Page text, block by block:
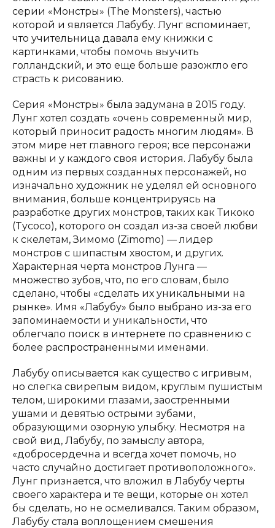
серии «Монстры» (The Monsters), частью
которой и является Лабубу. Лунг вспоминает,
что учительница давала ему книжки с
картинками, чтобы помочь выучить
голландский, и это еще больше разожгло его
страсть к рисованию.
Серия «Монстры» была задумана в 2015 году.
Лунг хотел создать «очень современный мир,
который приносит радость многим людям». В
этом мире нет главного героя; все персонажи
важны и у каждого своя история. Лабубу была
одним из первых созданных персонажей, но
изначально художник не уделял ей основного
внимания, больше концентрируясь на
разработке других монстров, таких как Тикоко
(Tycoco), которого он создал из-за своей любви
к скелетам, Зимомо (Zimomo) — лидер
монстров с шипастым хвостом, и других.
Характерная черта монстров Лунга —
множество зубов, что, по его словам, было
сделано, чтобы «сделать их уникальными на
рынке». Имя «Лабубу» было выбрано из-за его
запоминаемости и уникальности, что
облегчало поиск в интернете по сравнению с
более распространенными именами.
Лабубу описывается как существо с игривым,
но слегка свирепым видом, круглым пушистым
телом, широкими глазами, заостренными
ушами и девятью острыми зубами,
образующими озорную улыбку. Несмотря на
свой вид, Лабубу, по замыслу автора,
«добросердечна и всегда хочет помочь, но
часто случайно достигает противоположного».
Лунг признается, что вложил в Лабубу черты
своего характера и те вещи, которые он хотел
бы сделать, но не осмеливался. Таким образом,
Лабубу стала воплощением смешения